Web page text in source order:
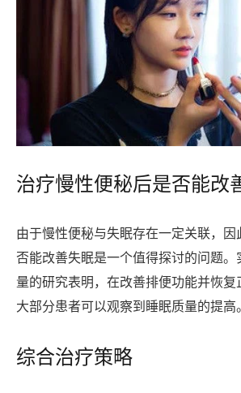
治疗慢性便秘后是否能改
由于慢性便秘与失眠存在一定关联，因
否能改善失眠是一个值得探讨的问题。
量的研究表明，在改善排便功能并恢复
大部分患者可以观察到睡眠质量的提高
综合治疗策略